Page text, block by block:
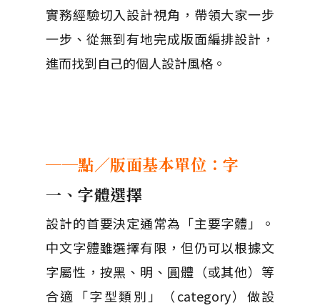
實務經驗切入設計視角，帶領大家一步
一步、從無到有地完成版面編排設計，
進而找到自己的個人設計風格。
──點／版面基本單位：字
一、字體選擇
設計的首要決定通常為「主要字體」。
中文字體雖選擇有限，但仍可以根據文
字屬性，按黑、明、圓體（或其他）等
合適「字型類別」（category）做設